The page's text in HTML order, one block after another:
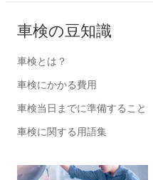
車検の豆知識
車検とは？
車検にかかる費用
車検当日までに準備すること
車検に関する用語集